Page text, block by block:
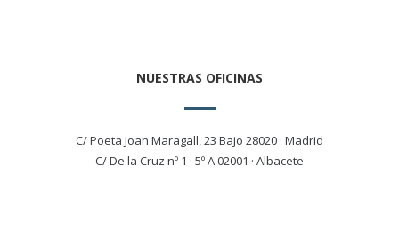
NUESTRAS OFICINAS
C/ Poeta Joan Maragall, 23 Bajo 28020 · Madrid
C/ De la Cruz nº 1 · 5º A 02001 · Albacete